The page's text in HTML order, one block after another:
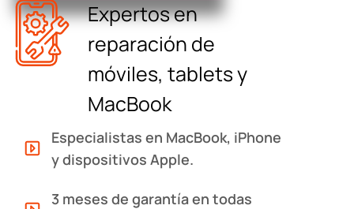
Expertos en
reparación de
móviles, tablets y
MacBook
Especialistas en MacBook, iPhone
y dispositivos Apple.
3 meses de garantía en todas